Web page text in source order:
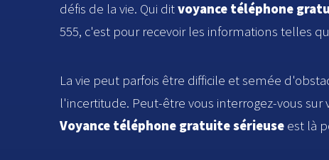
défis de la vie. Qui ditvoyance téléphone
555, c'est pour recevoir les informations telles
La vie peut parfois être difficile et semée
l'incertitude. Peut-être vous interrogez-vous
Voyance téléphone gratuite sérieuseest là